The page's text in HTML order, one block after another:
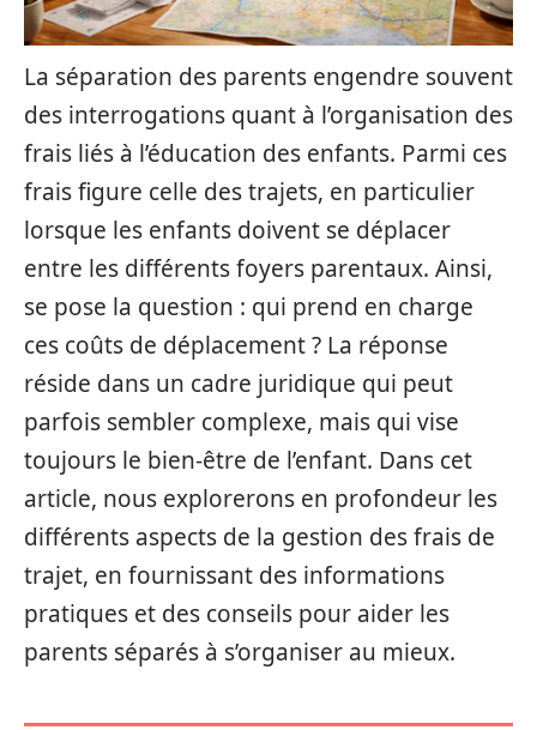
La séparation des parents engendre souvent
des interrogations quant à l’organisation des
frais liés à l’éducation des enfants. Parmi ces
frais figure celle des trajets, en particulier
lorsque les enfants doivent se déplacer
entre les différents foyers parentaux. Ainsi,
se pose la question : qui prend en charge
ces coûts de déplacement ? La réponse
réside dans un cadre juridique qui peut
parfois sembler complexe, mais qui vise
toujours le bien-être de l’enfant. Dans cet
article, nous explorerons en profondeur les
différents aspects de la gestion des frais de
trajet, en fournissant des informations
pratiques et des conseils pour aider les
parents séparés à s’organiser au mieux.